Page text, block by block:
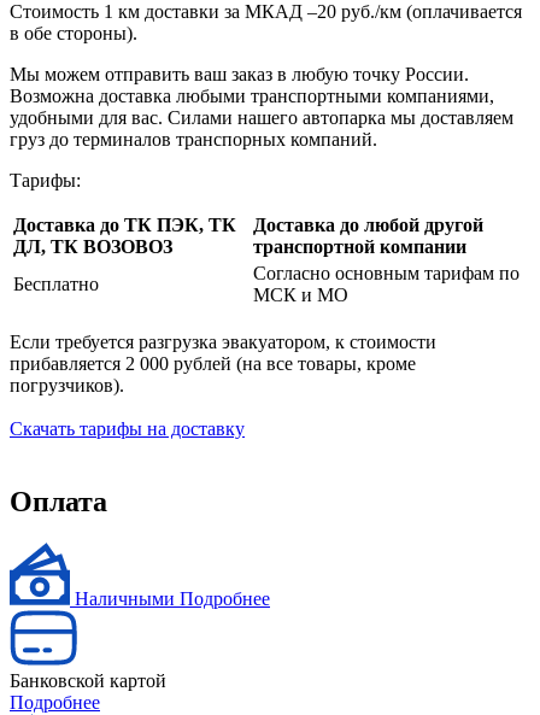
Стоимость 1 км доставки за МКАД –20 руб./км (оплачивается
в обе стороны).
Мы можем отправить ваш заказ в любую точку России.
Возможна доставка любыми транспортными компаниями,
удобными для вас. Силами нашего автопарка мы доставляем
груз до терминалов транспорных компаний.
Тарифы:
Доставка до ТК ПЭК, ТК
ДЛ, ТК ВОЗОВОЗ
Доставка до любой другой
транспортной компании
Бесплатно
Согласно основным тарифам по
МСК и МО
Если требуется разгрузка эвакуатором, к стоимости
прибавляется 2 000 рублей (на все товары, кроме
погрузчиков).
Скачать тарифы на доставку
Оплата
Наличными Подробнее
Банковской картой
Подробнее